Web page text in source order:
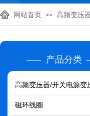
网站首页 >> 高频变压
产品分类
高频变压器/开关电源变
磁环线圈